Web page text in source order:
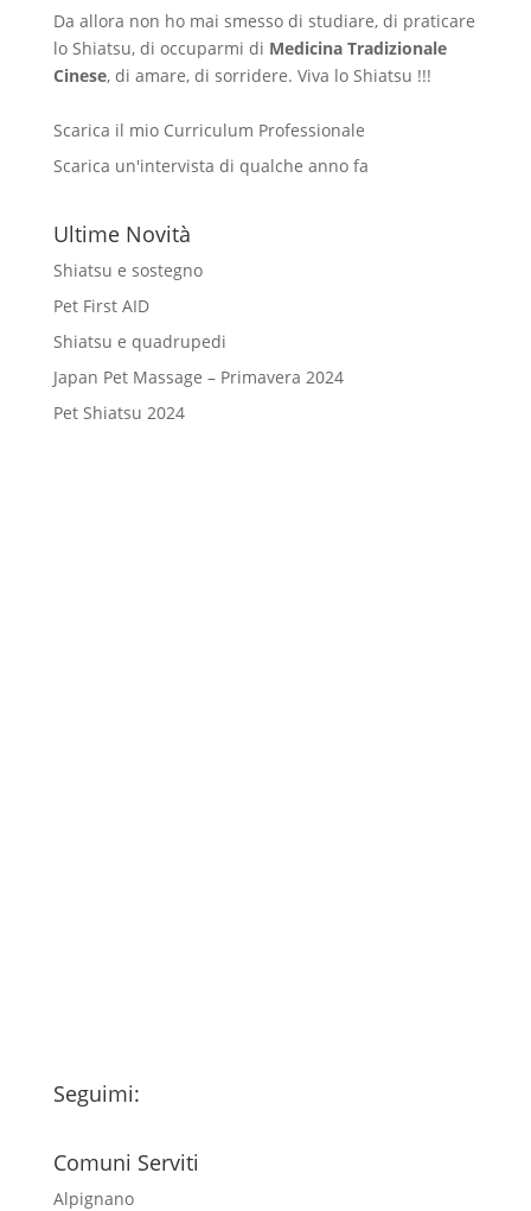
Da allora non ho mai smesso di studiare, di praticare
lo Shiatsu, di occuparmi di Medicina Tradizionale
Cinese, di amare, di sorridere. Viva lo Shiatsu !!!
Scarica il mio Curriculum Professionale
Scarica un'intervista di qualche anno fa
Ultime Novità
Shiatsu e sostegno
Pet First AID
Shiatsu e quadrupedi
Japan Pet Massage – Primavera 2024
Pet Shiatsu 2024
Seguimi:
Comuni Serviti
Alpignano